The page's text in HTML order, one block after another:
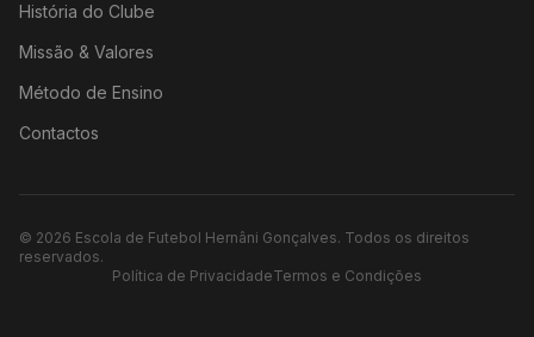
História do Clube
Missão & Valores
Método de Ensino
Contactos
© 2026 Escola de Futebol Hernâni Gonçalves. Todos os direitos
reservados.
Política de PrivacidadeTermos e Condições